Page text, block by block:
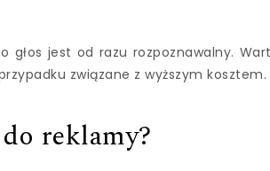
głos jest od razu rozpoznawalny.
związane z wyższym kosztem.
reklamy?